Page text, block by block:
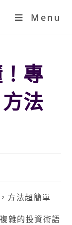
Menu
專
法
雜的投資術語